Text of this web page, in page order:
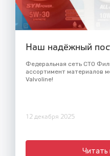
Наш надёжный
Федеральная сеть СТО
ассортимент материалов
Valvoline!
12 декабря 2025
Читать